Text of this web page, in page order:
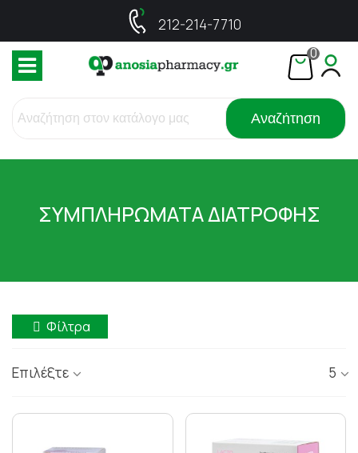
212-214-7710
0
Αναζήτηση
ΣΥΜΠΛΗΡΩΜΑΤΑ ΔΙΑΤΡΟΦΗΣ
Φίλτρα
Επιλέξτε 5